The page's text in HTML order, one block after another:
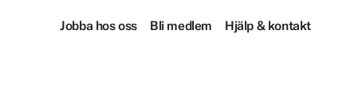
Jobba hos oss Bli medlem Hjälp & kontakt